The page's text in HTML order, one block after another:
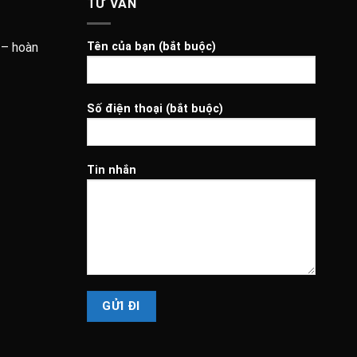
hoàn
TƯ VẤN
Tên của bạn (bắt buộc)
Số điện thoại (bắt buộc)
Tin nhắn